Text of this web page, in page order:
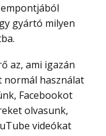
gyártó milyen
normál használat
Facebookot
olvasunk,
videókat